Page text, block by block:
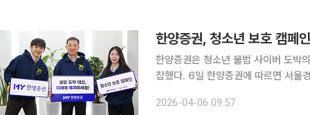
한양증권, 청소년 보호 캠페
한양증권은 청소년 불법 사이버 도박
참했다. 6일 한양증권에 따르면 서울경찰청은 청소년 대상 불법 온라인 도박 문제의 심각성을 알리
인에서 ‘불법 도박 대신, 미래에 투자
2026-04-06 09:57